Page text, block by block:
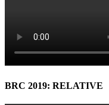
BRC 2019: RELATIVE